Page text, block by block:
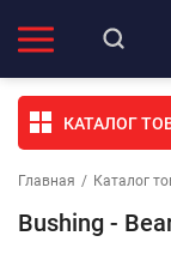
КАТАЛОГ
Главная / Каталог
Bushing -